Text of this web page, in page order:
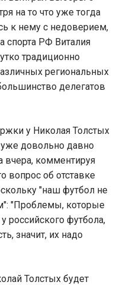
на то что уже тогда
к нему с недоверием,
спорта РФ Виталия
традиционно
региональных
делегатов
у Николая Толстых
уже довольно давно
вчера, комментируя
вопрос об отставке
"наш футбол не
"Проблемы, которые
российского футбола,
значит, их надо
Толстых будет